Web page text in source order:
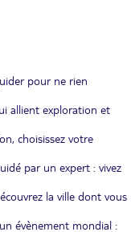
pour ne rien
allient exploration et
choisissez votre
par un expert : vivez
la ville dont vous
évènement mondial :